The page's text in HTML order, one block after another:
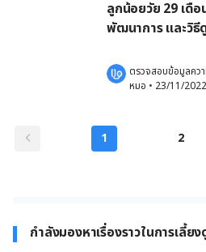
ลูกน้อยวัย 29 เดือ
พัฒนาการ และวิธี
ตรวจสอบข้อมูลคว
หมอ • 23/11/2022
1 2
กำลังมองหาเรื่องราวในการเลี้ย